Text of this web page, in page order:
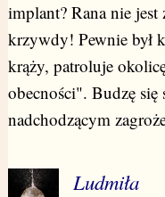
implant? Rana nie jest
krzywdy! Pewnie był
krąży, patroluje
obecności". Budzę się
nadchodzącym
Ludmiła